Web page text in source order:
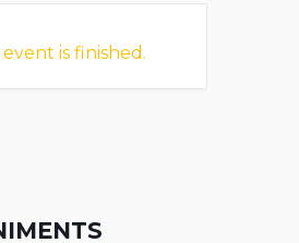
is finished.